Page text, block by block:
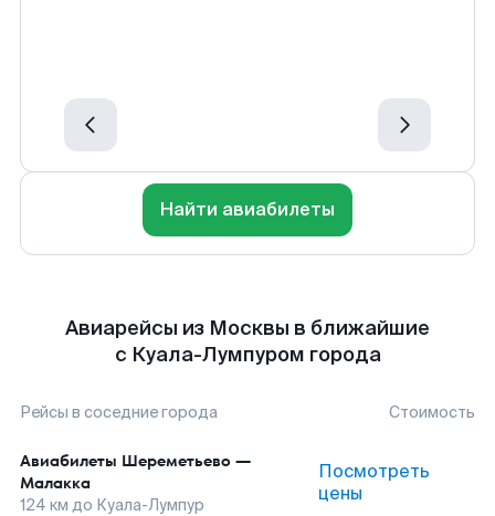
Найти авиабилеты
Авиарейсы из Москвы в ближайшие
с Куала-Лумпуром города
Рейсы в соседние города Стоимость
Авиабилеты Шереметьево —
Малакка
124 км до Куала-Лумпур
Посмотреть
цены